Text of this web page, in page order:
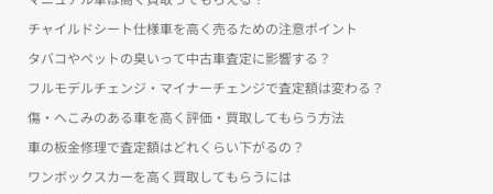
チャイルドシート仕様車を高く売るための注意ポイント
タバコやペットの臭いって中古車査定に影響する？
フルモデルチェンジ・マイナーチェンジで査定額は変わる？
傷・へこみのある車を高く評価・買取してもらう方法
車の板金修理で査定額はどれくらい下がるの？
ワンボックスカーを高く買取してもらうには